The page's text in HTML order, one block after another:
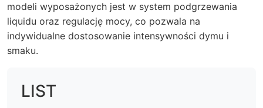
modeli wyposażonych jest w system podgrzewania
liquidu oraz regulację mocy, co pozwala na
indywidualne dostosowanie intensywności dymu i
smaku.
LIST